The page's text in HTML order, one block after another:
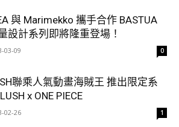
與 Marimekko 攜手合作 BASTUA
設計系列即將隆重登場！
03-09 0
聯乘人氣動畫海賊王 推出限定系
x ONE PIECE
02-26 1